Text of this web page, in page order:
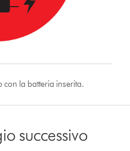
con la batteria inserita.
successivo